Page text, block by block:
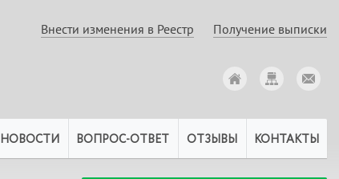
Внести изменения в Реестр Получение выписки
НОВОСТИ ВОПРОС-ОТВЕТ ОТЗЫВЫ КОНТАКТЫ